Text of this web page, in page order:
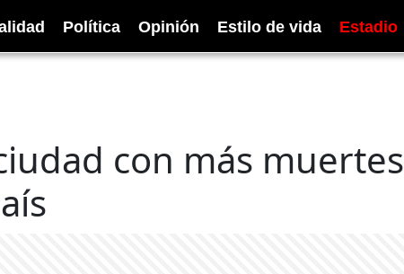
Política Opinión Estilo de vida Estadio
con más muertes